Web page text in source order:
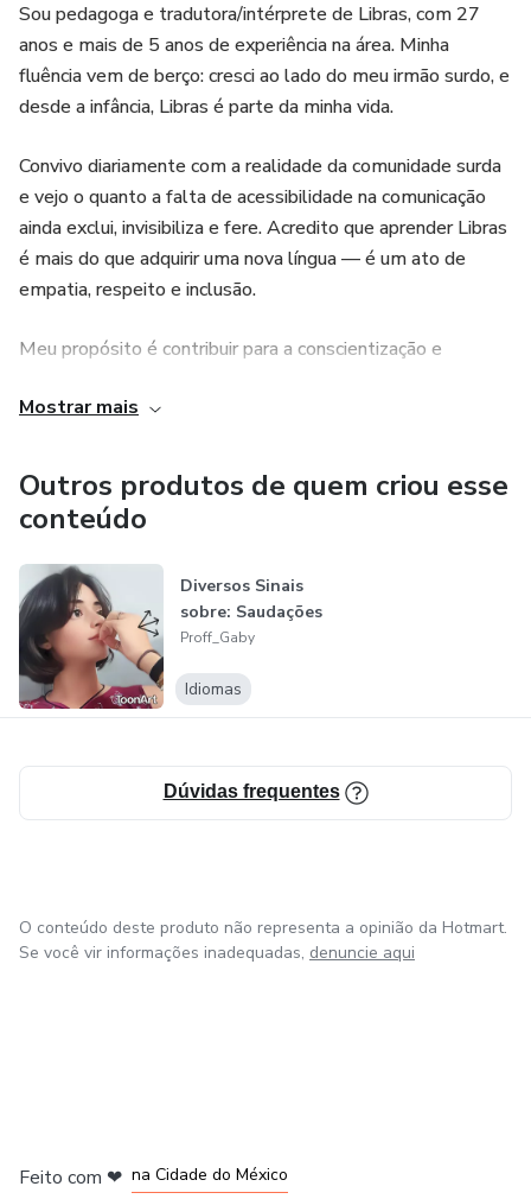
Sou pedagoga e tradutora/intérprete de Libras, com 27
anos e mais de 5 anos de experiência na área. Minha
fluência vem de berço: cresci ao lado do meu irmão surdo, e
desde a infância, Libras é parte da minha vida.
Convivo diariamente com a realidade da comunidade surda
e vejo o quanto a falta de acessibilidade na comunicação
ainda exclui, invisibiliza e fere. Acredito que aprender Libras
é mais do que adquirir uma nova língua — é um ato de
empatia, respeito e inclusão.
Meu propósito é contribuir para a conscientização e
começa pela comunicação. Surdos estão em todos os
Mostrar mais
Outros produtos de quem criou esse
conteúdo
Diversos Sinais
sobre: Saudações
Proff_Gaby
Idiomas
Dúvidas frequentes
O conteúdo deste produto não representa a opinião da Hotmart.
Se você vir informações inadequadas, denuncie aqui
Feito com ❤ na Cidade do México